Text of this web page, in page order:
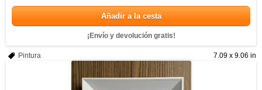
Añadir a la cesta
¡Envío y devolución gratis!
7.09 x 9.06 in
Pintura